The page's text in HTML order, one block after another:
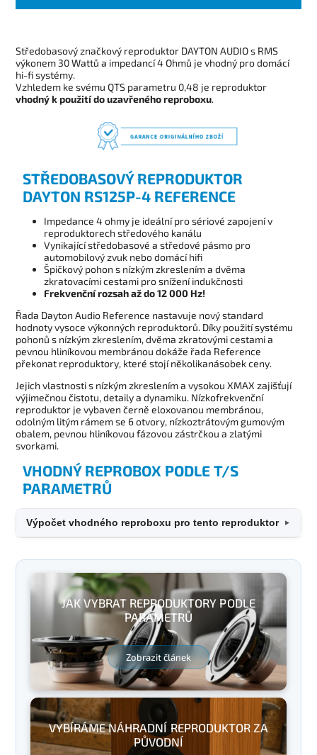
Středobasový značkový reproduktor DAYTON AUDIO s RMS
výkonem 30 Wattů a impedancí 4 Ohmů je vhodný pro domácí
hi-fi systémy.
Vzhledem ke svému QTS parametru 0,48 je reproduktor
vhodný k použití do uzavřeného reproboxu.
STŘEDOBASOVÝ REPRODUKTOR
DAYTON RS125P-4 REFERENCE
Impedance 4 ohmy je ideální pro sériové zapojení v
reproduktorech středového kanálu
Vynikající středobasové a středové pásmo pro
automobilový zvuk nebo domácí hifi
Špičkový pohon s nízkým zkreslením a dvěma
zkratovacími cestami pro snížení indukčnosti
Frekvenční rozsah až do 12 000 Hz!
Řada Dayton Audio Reference nastavuje nový standard
hodnoty vysoce výkonných reproduktorů. Díky použití systému
pohonů s nízkým zkreslením, dvěma zkratovými cestami a
pevnou hliníkovou membránou dokáže řada Reference
překonat reproduktory, které stojí několikanásobek ceny.
Jejich vlastnosti s nízkým zkreslením a vysokou XMAX zajišťují
výjimečnou čistotu, detaily a dynamiku. Nízkofrekvenční
reproduktor je vybaven černě eloxovanou membránou,
odolným litým rámem se 6 otvory, nízkoztrátovým gumovým
obalem, pevnou hliníkovou fázovou zástrčkou a zlatými
svorkami.
VHODNÝ REPROBOX PODLE T/S
PARAMETRŮ
Výpočet vhodného reproboxu pro tento reproduktor ▼
JAK VYBRAT REPRODUKTORY PODLE
PARAMETRŮ
Zobrazit článek
VYBÍRÁME NÁHRADNÍ REPRODUKTOR ZA
PŮVODNÍ